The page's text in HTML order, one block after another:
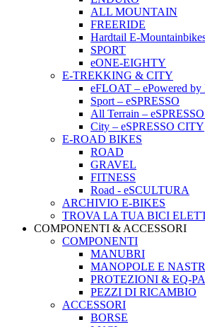
ALL MOUNTAIN
FREERIDE
Hardtail E-
SPORT
eONE-EIGHTY
E-TREKKING & CITY
eFLOAT – ePowered by
Sport – eSPRESSO
All Terrain –
City – eSPRESSO CITY
E-ROAD BIKES
ROAD
GRAVEL
FITNESS
Road - eSCULTURA
ARCHIVIO E-BIKES
TROVA LA TUA BICI
COMPONENTI & ACCESSORI
COMPONENTI
MANUBRI
MANOPOLE E
PROTEZIONI & EQ-
PEZZI DI RICAMBIO
ACCESSORI
BORSE